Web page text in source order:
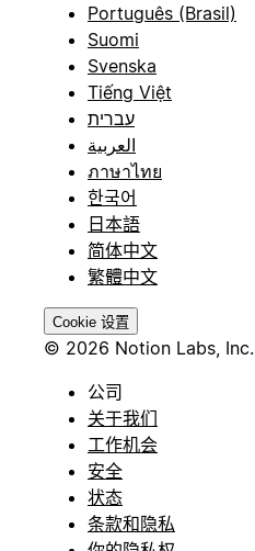
Português (Brasil)
Suomi
Svenska
Tiếng Việt
עברית
العربية
ภาษาไทย
한국어
日本語
简体中文
繁體中文
Cookie 设置
© 2026 Notion Labs, Inc.
公司
关于我们
工作机会
安全
状态
条款和隐私